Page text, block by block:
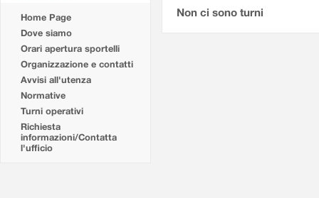
Home Page
Dove siamo
Orari apertura sportelli
Organizzazione e contatti
Avvisi all'utenza
Normative
Turni operativi
Richiesta
informazioni/Contatta
l'ufficio
Non ci sono turni